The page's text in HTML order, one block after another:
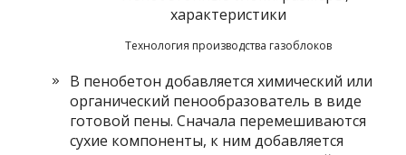
Технология производства газоблоков
В пенобетон добавляется химический или
органический пенообразователь в виде
готовой пены. Сначала перемешиваются
сухие компоненты, к ним добавляется